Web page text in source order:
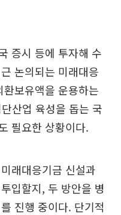
증시 등에 투자해 수
논의되는 미래대응
보유액을 운용하는
산업 육성을 돕는 국
필요한 상황이다.
래대응기금 신설과
입할지, 두 방안을 병
진행 중이다. 단기적